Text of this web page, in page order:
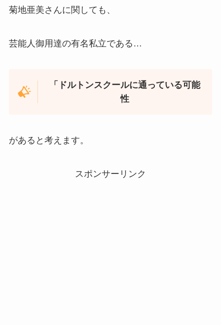
菊地亜美さんに関しても、
芸能人御用達の有名私立である…
「ドルトンスクールに通っている可能
性
があると考えます。
スポンサーリンク